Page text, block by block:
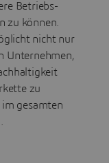
Betriebs-
zu können.
nicht nur
Unternehmen,
zu
gesamten